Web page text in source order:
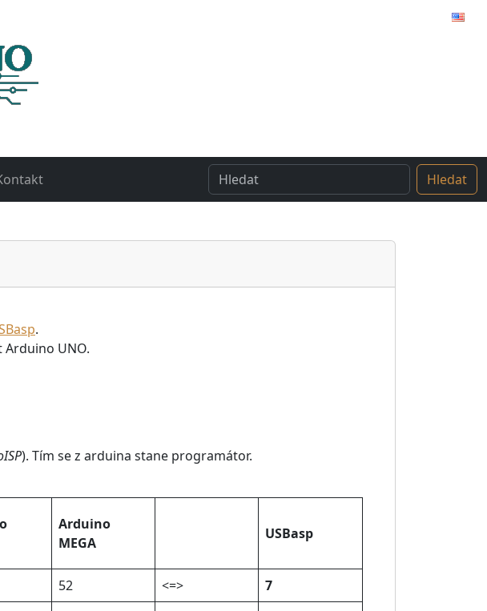
Hledat
.
UNO.
). Tím se z arduina stane programátor.
Arduino
MEGA
USBasp
52 <=>
7